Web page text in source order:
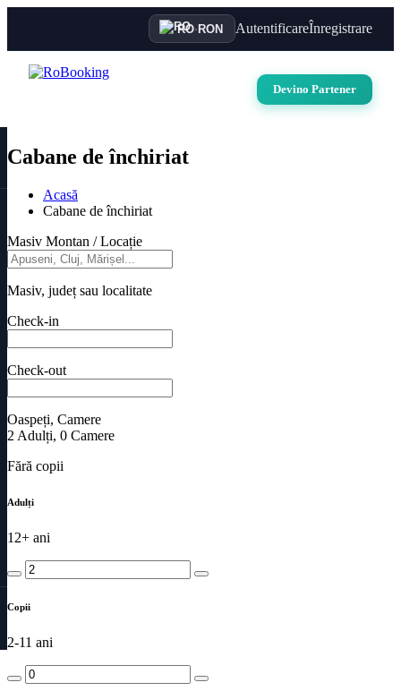
RO·RON AutentificareÎnregistrare
Devino Partener
Cabane de închiriat
Acasă
Cabane de închiriat
Masiv Montan / Locație
Masiv, județ sau localitate
Check-in
Check-out
Oaspeți, Camere
2 Adulți, 0 Camere
Fără copii
Adulți
12+ ani
Copii
2-11 ani